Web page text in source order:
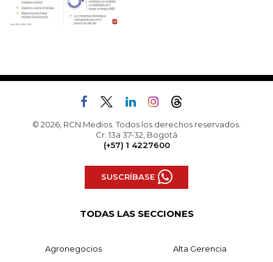
© 2026, RCN Medios. Todos los derechos reservados.
Cr. 13a 37-32, Bogotá
(+57) 1 4227600
SUSCRÍBASE
TODAS LAS SECCIONES
Agronegocios Alta Gerencia